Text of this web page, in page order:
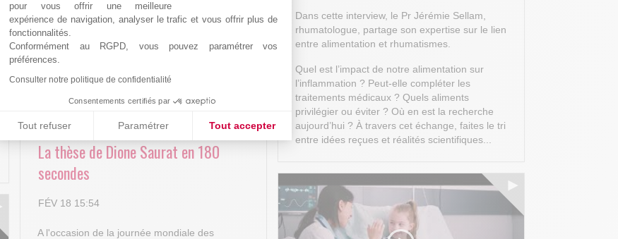
pour vous offrir une meilleure
expérience de navigation, analyser le trafic et vous offrir plus de
fonctionnalités.
Conformément au RGPD, vous pouvez paramétrer vos
préférences.
Consulter notre politique de confidentialité
Consentements certifiés par
Tout refuser Paramétrer Tout accepter
Axeptio consent
Plateforme de Gestion du Consentement : Personnalisez vos Options
Notre plateforme vous permet d'adapter et de gérer vos paramètres de confidentialité, en garantissant la conformité avec
Dans cette interview, le Pr Jérémie Sellam,
rhumatologue, partage son expertise sur le lien
entre alimentation et rhumatismes.
Quel est l’impact de notre alimentation sur
l’inflammation ? Peut-elle compléter les
traitements médicaux ? Quels aliments
privilégier ou éviter ? Où en est la recherche
aujourd’hui ? À travers cet échange, faites le tri
entre idées reçues et réalités scientifiques...
La thèse de Dione Saurat en 180
secondes
FÉV 18 15:54
A l'occasion de la journée mondiale des